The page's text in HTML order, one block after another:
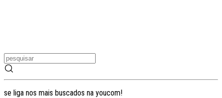
se liga nos mais buscados na youcom!